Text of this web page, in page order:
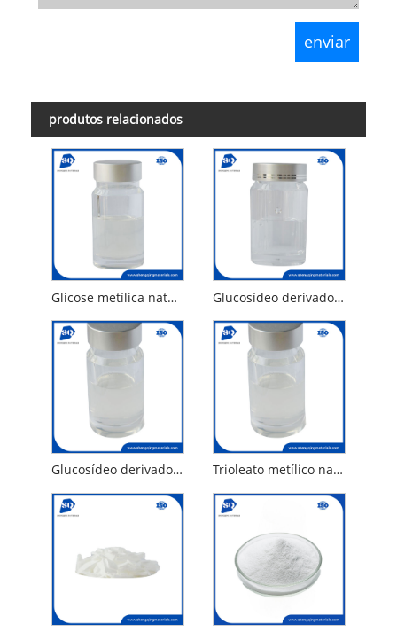
produtos relacionados
Glicose metílica natural Dioeate do derivado PEG-120 do glucósido metílico Glucosídeo derivado PPG-20 éter de metil glicose
Glucosídeo derivado de metil gluceth-10 Trioleato metílico natural da glicose metílica do derivado PEG-120 do glucósido metílico